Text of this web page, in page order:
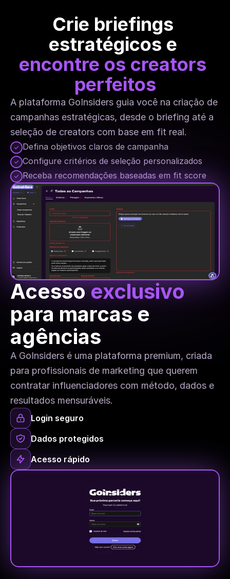
Crie briefings
encontre os creators
perfeitos
A plataforma GoInsiders guia você na criação de
campanhas estratégicas, desde o briefing até a
seleção de creators com base em fit real.
Defina objetivos claros de campanha
Configure critérios de seleção personalizados
Receba recomendações baseadas em fit score
Acesso exclusivo
para marcas e
agências
A GoInsiders é uma plataforma premium, criada
para profissionais de marketing que querem
contratar influenciadores com método, dados e
resultados mensuráveis.
Login seguro
Dados protegidos
Acesso rápido